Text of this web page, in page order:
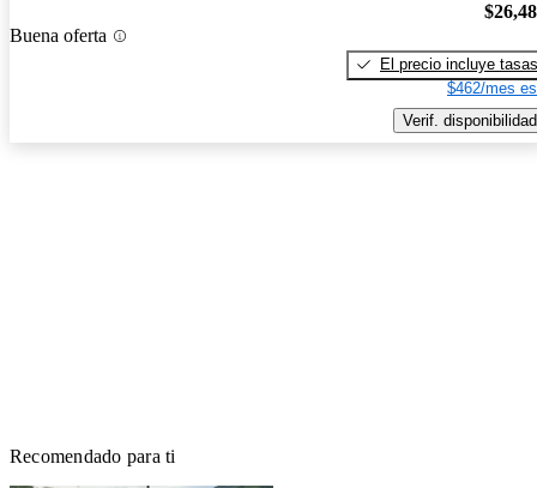
Buena oferta
El precio incluye tasas
$462/mes
Verif. disponibilidad
Recomendado para ti